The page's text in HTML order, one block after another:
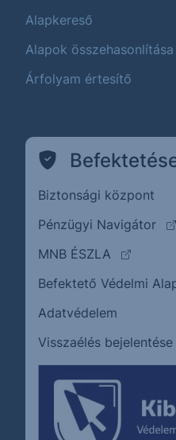
Alapkereső
Alapok összehasonlítása
Árfolyam értesítő
Biztonsági központ
Pénzügyi Navigátor
MNB ÉSZLA
(külső
Befektető Védelmi
Adatvédelem
Visszaélés bejelentése